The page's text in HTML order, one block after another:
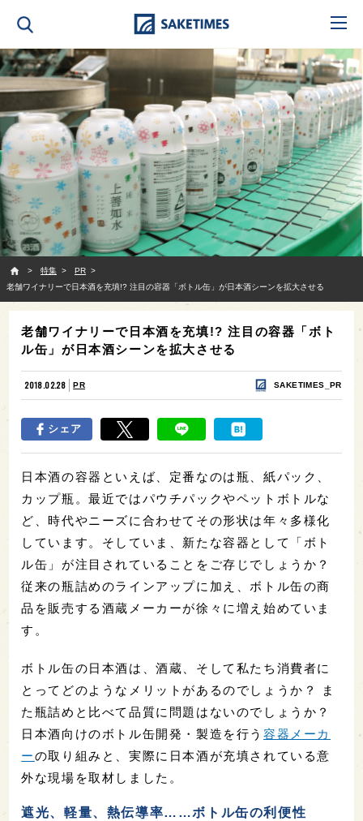
特集
PR
老舗ワイナリーで日本酒を充填!? 注目の容器「ボトル缶」が日本酒シーンを拡大させる
老舗ワイナリーで日本酒を充填!? 注目の容器「ボト
ル缶」が日本酒シーンを拡大させる
2018.02.28 PR SAKETIMES_PR
シェア
日本酒の容器といえば、定番なのは瓶、紙パック、
カップ瓶。最近ではパウチパックやペットボトルな
ど、時代やニーズに合わせてその形状は年々多様化
しています。そしていま、新たな容器として「ボト
ル缶」が注目されていることをご存じでしょうか？
従来の瓶詰めのラインアップに加え、ボトル缶の商
品を販売する酒蔵メーカーが徐々に増え始めていま
す。
ボトル缶の日本酒は、酒蔵、そして私たち消費者に
とってどのようなメリットがあるのでしょうか？ ま
た瓶詰めと比べて品質に問題はないのでしょうか？
日本酒向けのボトル缶開発・製造を行う容器メーカ
ーの取り組みと、実際に日本酒が充填されている意
外な現場を取材しました。
遮光、軽量、熱伝導率……ボトル缶の利便性